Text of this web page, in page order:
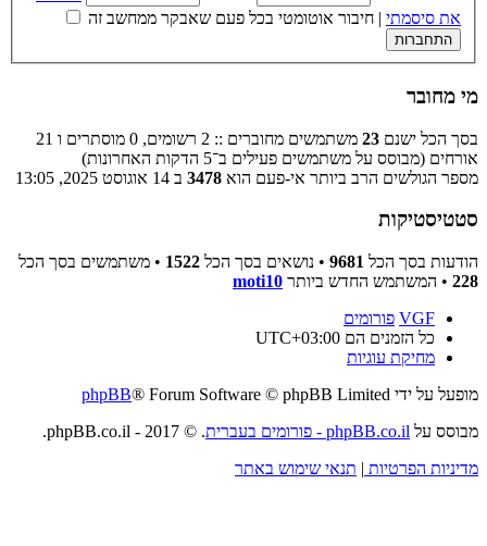
את סיסמתי | חיבור אוטומטי בכל פעם שאבקר ממחשב זה
מי מחובר
בסך הכל ישנם 23
משתמשים מחוברים :: 2 רשומים, 0 מוסתרים ו 21
אורחים (מבוסס על משתמשים פעילים ב־5 הדקות האחרונות)
מספר הגולשים הרב ביותר אי-פעם הוא 3478 ב 14 אוגוסט 2025, 13:05
סטטיסטיקות
הודעות בסך הכל 9681 • נושאים בסך הכל 1522 • משתמשים בסך הכל
228 • המשתמש החדש ביותר moti10
VGF פורומים
כל הזמנים הם UTC+03:00
מחיקת עוגיות
מופעל על ידי
phpBB® Forum Software © phpBB Limited
מבוסס על phpBB.co.il - פורומים בעברית
. © 2017 - phpBB.co.il.
מדיניות הפרטיות | תנאי שימוש באתר